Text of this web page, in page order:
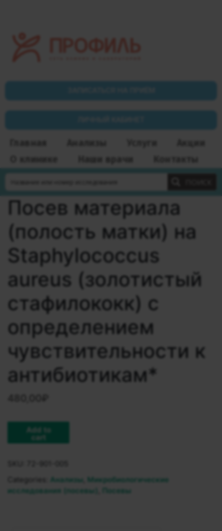
Главная Анализы Услуги
Акции
О клинике
Наши врачи Контакты
Посев материала
(полость матки) на
Staphylocосcus
aureus (золотистый
стафилококк) с
определением
чувcтвительности к
антибиотикам*
Add to
cart
Анализы Микробиологические
исследования (посевы)
Посевы